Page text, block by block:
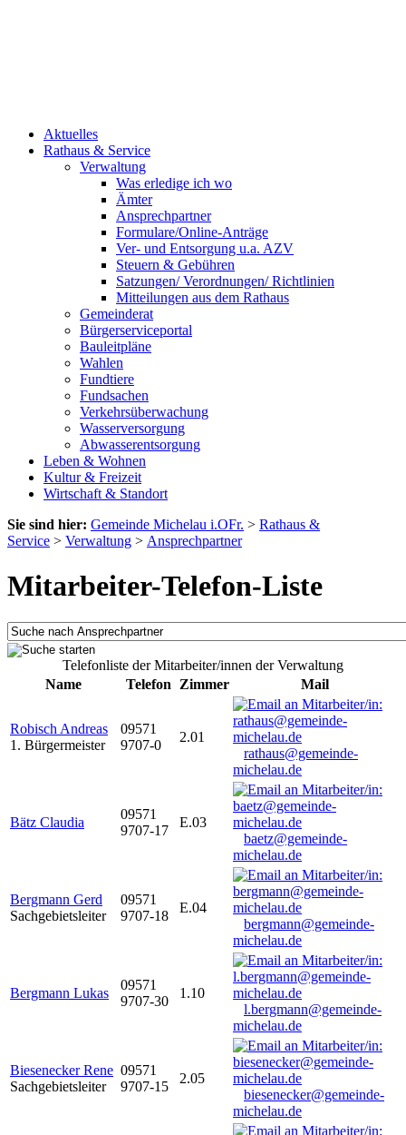
Aktuelles
Rathaus & Service
Verwaltung
Was erledige ich wo
Ämter
Ansprechpartner
Formulare/Online-Anträge
Ver- und Entsorgung u.a. AZV
Steuern & Gebühren
Satzungen/ Verordnungen/ Richtlinien
Mitteilungen aus dem Rathaus
Gemeinderat
Bürgerserviceportal
Bauleitpläne
Wahlen
Fundtiere
Fundsachen
Verkehrsüberwachung
Wasserversorgung
Abwasserentsorgung
Leben & Wohnen
Kultur & Freizeit
Wirtschaft & Standort
Sie sind hier: Gemeinde Michelau i.OFr. > Rathaus &
Service > Verwaltung > Ansprechpartner
Mitarbeiter-Telefon-Liste
Telefonliste der Mitarbeiter/innen der Verwaltung
Name
Telefon Zimmer Mail
Robisch Andreas
1. Bürgermeister
09571
9707-0
2.01
rathaus@gemeinde-
michelau.de
Bätz Claudia
09571
9707-17
E.03
baetz@gemeinde-
michelau.de
Bergmann Gerd
Sachgebietsleiter
09571
9707-18
E.04
bergmann@gemeinde-
michelau.de
Bergmann Lukas
09571
9707-30
1.10
l.bergmann@gemeinde-
michelau.de
Biesenecker Rene
Sachgebietsleiter
09571
9707-15
2.05
biesenecker@gemeinde-
michelau.de